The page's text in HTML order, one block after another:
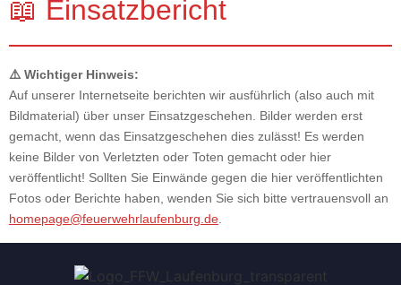
📖 Einsatzbericht
⚠️ Wichtiger Hinweis:
Auf unserer Internetseite berichten wir ausführlich (also auch mit
Bildmaterial) über unser Einsatzgeschehen. Bilder werden erst
gemacht, wenn das Einsatzgeschehen dies zulässt! Es werden
keine Bilder von Verletzten oder Toten gemacht oder hier
veröffentlicht! Sollten Sie Einwände gegen die hier veröffentlichten
Fotos oder Berichte haben, wenden Sie sich bitte vertrauensvoll an
homepage@feuerwehrlaufenburg.de.